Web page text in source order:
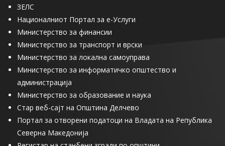
ЗЕЛС
Националниот Портал за е-Услуги
Министерство за финансии
Министерство за транспорт и врски
Министерство за локална самоуправа
Министерство за информатичко општество и
администрација
Министерство за образование и наука
Стар веб-сајт на Општина Делчево
Портал за отворени податоци на Владата на Република
Северна Македонија